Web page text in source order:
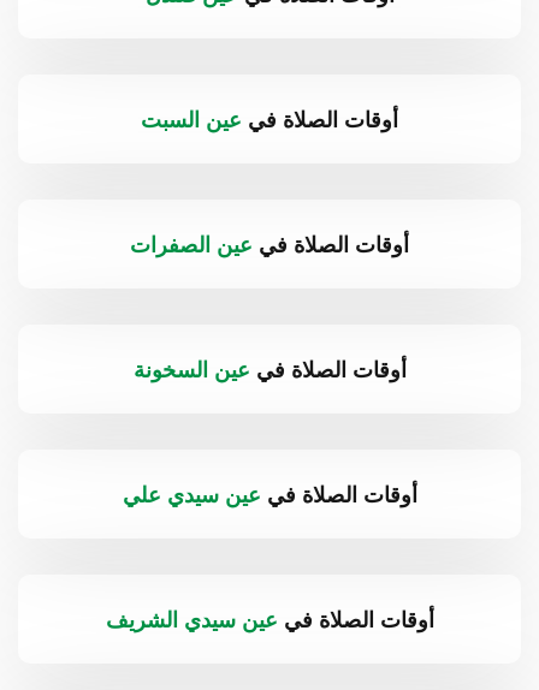
أوقات الصلاة في عين السبت
أوقات الصلاة في عين الصفرات
أوقات الصلاة في عين السخونة
أوقات الصلاة في عين سيدي علي
أوقات الصلاة في عين سيدي الشريف